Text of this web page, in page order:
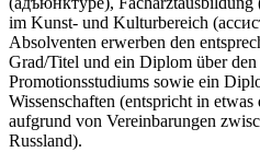
im Kunst- und Kulturbereich
Absolventen erwerben den
Grad/Titel und ein Diplom über den
Promotionsstudiums sowie ein
Wissenschaften (entspricht in
aufgrund von Vereinbarungen
Russland).